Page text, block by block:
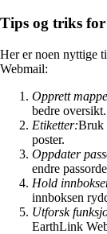
Tips og triks
Her er noen nyttige
Webmail:
Opprett
bedre oversikt.
Etiketter:Bruk
poster.
Oppdater
endre
Hold
innboksen
Utforsk
EarthLink